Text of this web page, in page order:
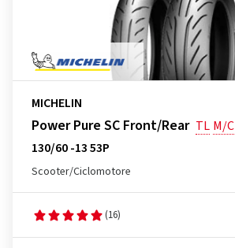
MICHELIN
Power Pure SC Front/Rear TL M/C
130/60 -13 53P
Scooter/Ciclomotore
(16)